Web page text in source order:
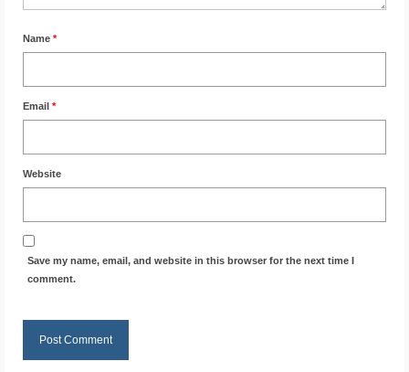
Name *
Email *
Website
Save my name, email, and website in this browser for the next time I
comment.